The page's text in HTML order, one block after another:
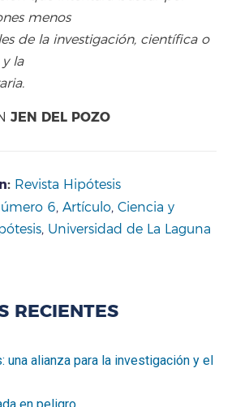
menos
de la investigación, científica o
la
JEN DEL POZO
: Revista Hipótesis
6, Artículo, Ciencia y
, Universidad de La Laguna
RECIENTES
una alianza para la investigación y el